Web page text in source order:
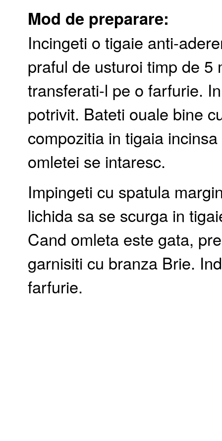
Mod de preparare:
Incingeti o tigaie anti-
praful de usturoi timp de
transferati-l pe o farfurie.
potrivit. Bateti ouale bine
compozitia in tigaia
omletei se intaresc.
Impingeti cu spatula
lichida sa se scurga in
Cand omleta este gata,
garnisiti cu branza Brie.
farfurie.